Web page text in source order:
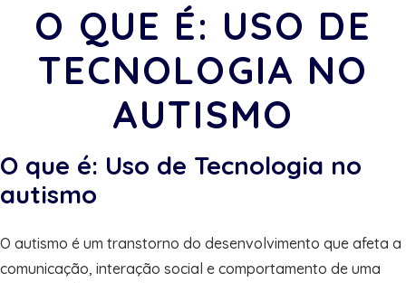
O QUE É: USO DE
TECNOLOGIA NO
AUTISMO
O que é: Uso de Tecnologia no
autismo
O autismo é um transtorno do desenvolvimento que afeta a
comunicação, interação social e comportamento de uma